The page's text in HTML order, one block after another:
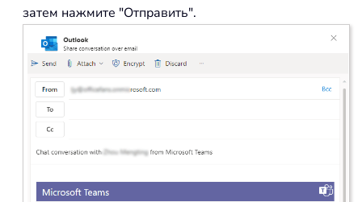
затем нажмите "Отправить".